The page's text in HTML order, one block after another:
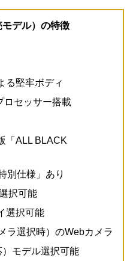
デル）の特徴
る堅牢ボディ
ロセッサー搭載
「ALL BLACK
別仕様」あり
択可能
選択可能
ラ選択時）のWebカメラ
モデル選択可能